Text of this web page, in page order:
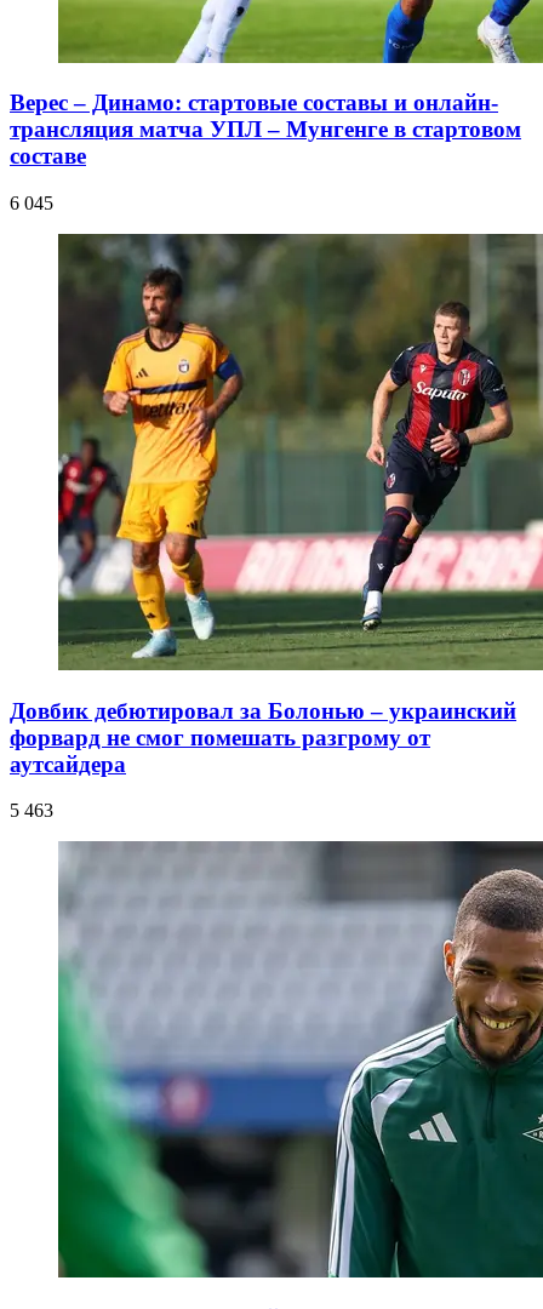
Верес – Динамо: стартовые составы и онлайн-
трансляция матча УПЛ – Мунгенге в стартовом
составе
6 045
Довбик дебютировал за Болонью – украинский
форвард не смог помешать разгрому от
аутсайдера
5 463